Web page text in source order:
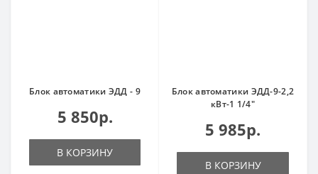
Блок автоматики ЭДД - 9
5 850р.
В КОРЗИНУ
Блок автоматики ЭДД-9-2,2
кВт-1 1/4"
5 985р.
В КОРЗИНУ